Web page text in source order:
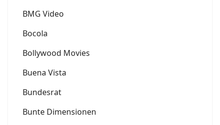
BMG Video
Bocola
Bollywood Movies
Buena Vista
Bundesrat
Bunte Dimensionen